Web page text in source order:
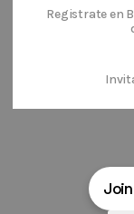
Registrate en